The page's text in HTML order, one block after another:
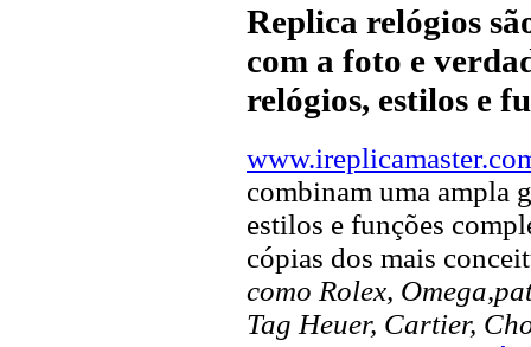
Replica relógios
com a foto e
relógios, estilos e
combinam uma ampla
estilos e funções
cópias dos mais
como Rolex,
Tag Heuer, Cartier,